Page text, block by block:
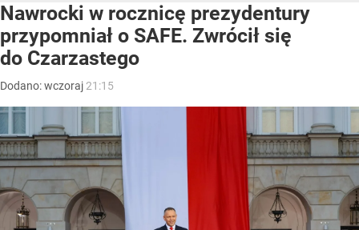
Nawrocki w rocznicę prezydentury
przypomniał o SAFE. Zwrócił się
do Czarzastego
Dodano:wczoraj 21:15